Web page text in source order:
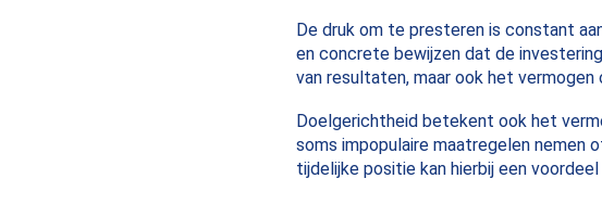
De druk om te presteren is constant
en concrete bewijzen dat de
van resultaten, maar ook het
Doelgerichtheid betekent ook het
soms impopulaire maatregelen nemen
tijdelijke positie kan hierbij een